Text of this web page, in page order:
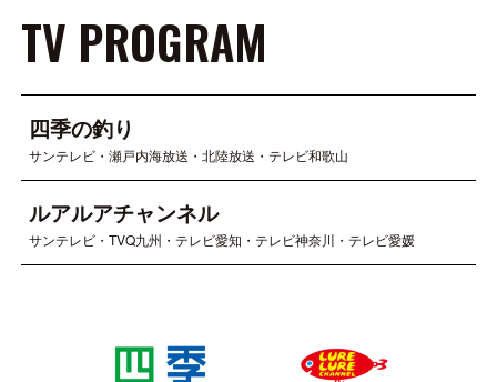
TV PROGRAM
四季の釣り
サンテレビ・瀬戸内海放送・北陸放送・テレビ和歌山
ルアルアチャンネル
サンテレビ・TVQ九州・テレビ愛知・テレビ神奈川・テレビ愛媛